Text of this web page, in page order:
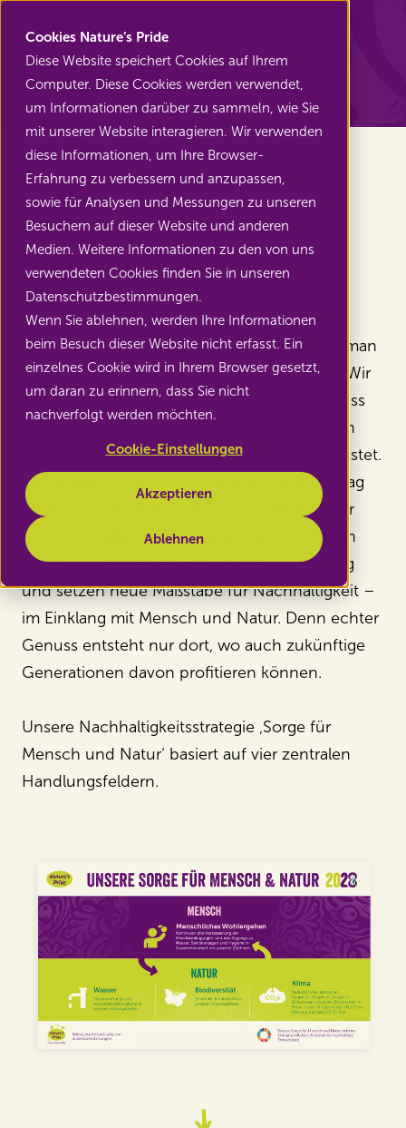
Cookies Nature’s Pride
Diese Website speichert Cookies auf Ihrem
Computer. Diese Cookies werden verwendet,
um Informationen darüber zu sammeln, wie Sie
mit unserer Website interagieren. Wir verwenden
diese Informationen, um Ihre Browser-
Erfahrung zu verbessern und anzupassen,
sowie für Analysen und Messungen zu unseren
Besuchern auf dieser Website und anderen
Medien. Weitere Informationen zu den von uns
verwendeten Cookies finden Sie in unseren
Datenschutzbestimmungen.
Wenn Sie ablehnen, werden Ihre Informationen
beim Besuch dieser Website nicht erfasst. Ein
einzelnes Cookie wird in Ihrem Browser gesetzt,
um daran zu erinnern, dass Sie nicht
nachverfolgt werden möchten.
Cookie-Einstellungen
Akzeptieren
Ablehnen
Zurück zu Home
Sorge für Mensch
und Natur
Lebensmittel schmecken am besten, wenn man
sie mit einem guten Gefühl genießen kann. Wir
glauben fest daran, dass der bewusste Genuss
von frischem Obst und Gemüse heute einen
positiven Beitrag für die Welt von morgen leistet.
Mit großer Leidenschaft arbeiten wir jeden Tag
daran, die Lebensmittelkette effizienter, fairer
und nachhaltiger zu gestalten. Als Vorreiter in
der Branche übernehmen wir Verantwortung
und setzen neue Maßstäbe für Nachhaltigkeit –
im Einklang mit Mensch und Natur. Denn echter
Genuss entsteht nur dort, wo auch zukünftige
Generationen davon profitieren können.
Unsere Nachhaltigkeitsstrategie ‚Sorge für
Mensch und Natur‘ basiert auf vier zentralen
Handlungsfeldern.